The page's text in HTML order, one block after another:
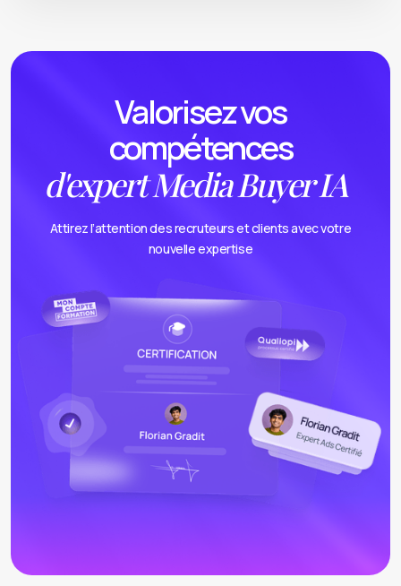
Valorisez vos
compétences
d'expert Media Buyer IA
Attirez l’attention des recruteurs et clients avec votre
nouvelle expertise